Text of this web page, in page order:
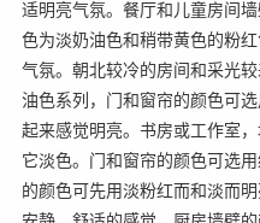
适明亮气氛。餐厅和儿童房间
色为淡奶油色和稍带黄色的粉
气氛。朝北较冷的房间和采光
油色系列，门和窗帘的颜色可
起来感觉明亮。书房或工作室
它淡色。门和窗帘的颜色可选
的颜色可先用淡粉红而和淡而